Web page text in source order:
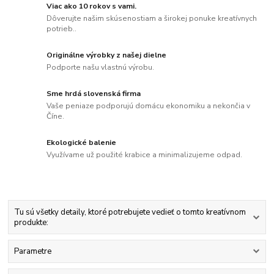
Viac ako 10 rokov s vami.
Dôverujte našim skúsenostiam a širokej ponuke kreatívnych
potrieb..
Originálne výrobky z našej dielne
Podporte našu vlastnú výrobu.
Sme hrdá slovenská firma
Vaše peniaze podporujú domácu ekonomiku a nekončia v
Číne.
Ekologické balenie
Využívame už použité krabice a minimalizujeme odpad.
Tu sú všetky detaily, ktoré potrebujete vedieť o tomto kreatívnom
produkte:
Parametre